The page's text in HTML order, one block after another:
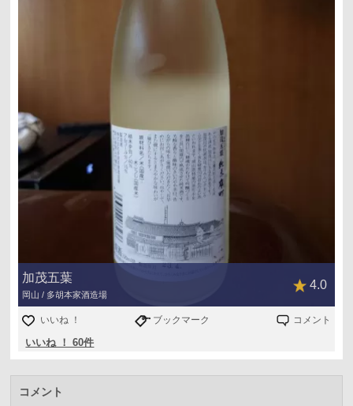
加茂五葉
岡山 / 多胡本家酒造場
4.0
いいね ！ ブックマーク コメント
いいね ！ 60件
コメント